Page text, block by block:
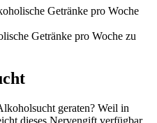
Getränke pro Woche
Getränke pro Woche zu
geraten? Weil in
dieses Nervengift verfügbar